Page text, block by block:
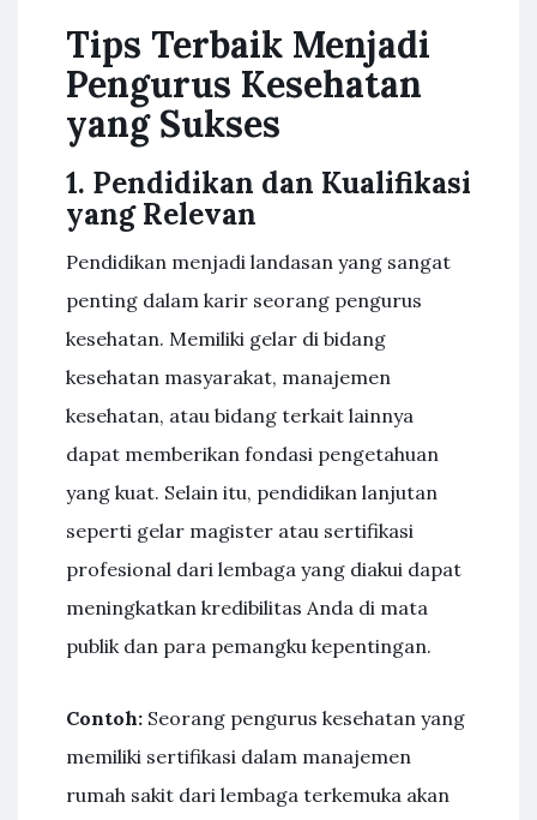
Tips Terbaik Menjadi
Pengurus Kesehatan
yang Sukses
1. Pendidikan dan Kualifikasi
yang Relevan
Pendidikan menjadi landasan yang sangat
penting dalam karir seorang pengurus
kesehatan. Memiliki gelar di bidang
kesehatan masyarakat, manajemen
kesehatan, atau bidang terkait lainnya
dapat memberikan fondasi pengetahuan
yang kuat. Selain itu, pendidikan lanjutan
seperti gelar magister atau sertifikasi
profesional dari lembaga yang diakui dapat
meningkatkan kredibilitas Anda di mata
publik dan para pemangku kepentingan.
Contoh: Seorang pengurus kesehatan yang
memiliki sertifikasi dalam manajemen
rumah sakit dari lembaga terkemuka akan